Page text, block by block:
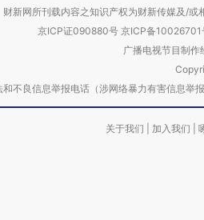
财新网所刊载内容之知识产权为财新传媒及/或
京ICP证090880号 京ICP备
广播电视节目制
和不良信息举报电话（涉网络暴力有害信息
关于我们 加入我们